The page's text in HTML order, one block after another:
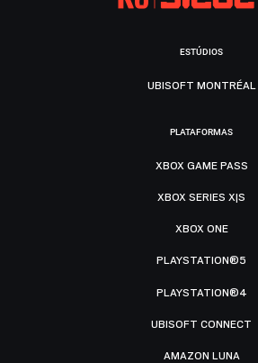
ESTÚDIOS
UBISOFT MONTRÉAL
PLATAFORMAS
XBOX GAME PASS
XBOX SERIES X|S
XBOX ONE
PLAYSTATION®5
PLAYSTATION®4
UBISOFT CONNECT
AMAZON LUNA